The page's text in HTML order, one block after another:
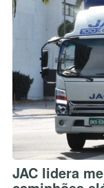
JAC lidera